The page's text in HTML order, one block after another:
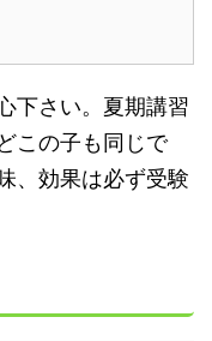
下さい。夏期講習
この子も同じで
、効果は必ず受験